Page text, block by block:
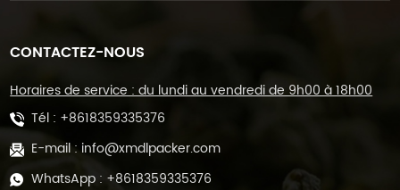
CONTACTEZ-NOUS
Horaires de service : du lundi au vendredi de 9h00 à 18h00
Tél : +8618359335376
E-mail : info@xmdlpacker.com
WhatsApp : +8618359335376